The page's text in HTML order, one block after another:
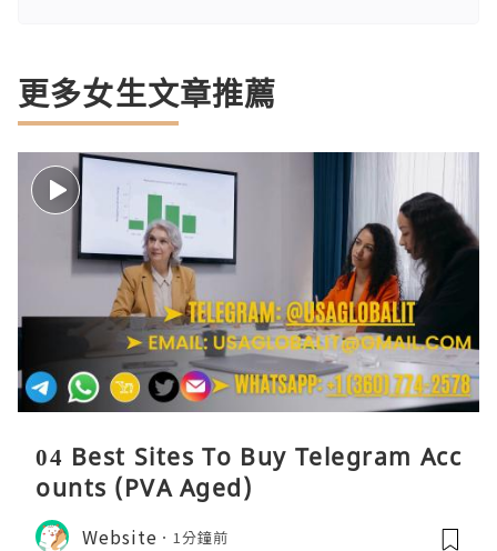
更多女生文章推薦
04 Best Sites To Buy Telegram Acc
ounts (PVA Aged)
Website 1分鐘前